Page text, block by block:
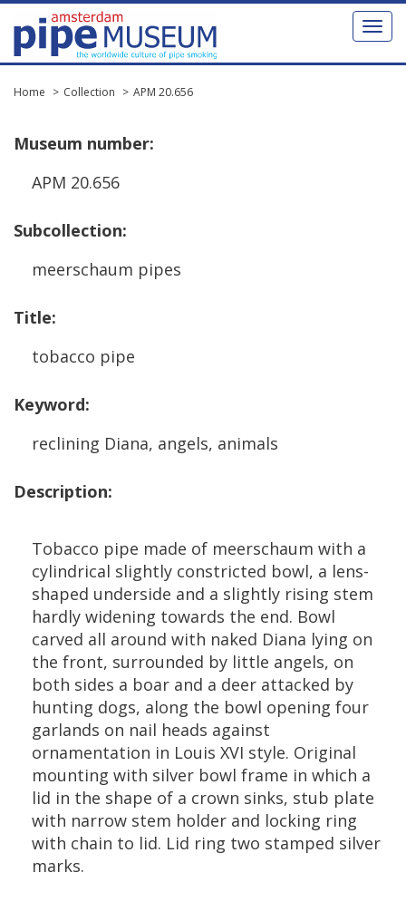
Toggle
Home Collection APM 20.656
Museum number:
APM 20.656
Subcollection:
meerschaum pipes
Title:
tobacco pipe
Keyword:
reclining Diana, angels, animals
Description:
Tobacco pipe made of meerschaum with a
cylindrical slightly constricted bowl, a lens-
shaped underside and a slightly rising stem
hardly widening towards the end. Bowl
carved all around with naked Diana lying on
the front, surrounded by little angels, on
both sides a boar and a deer attacked by
hunting dogs, along the bowl opening four
garlands on nail heads against
ornamentation in Louis XVI style. Original
mounting with silver bowl frame in which a
lid in the shape of a crown sinks, stub plate
with narrow stem holder and locking ring
with chain to lid. Lid ring two stamped silver
marks.